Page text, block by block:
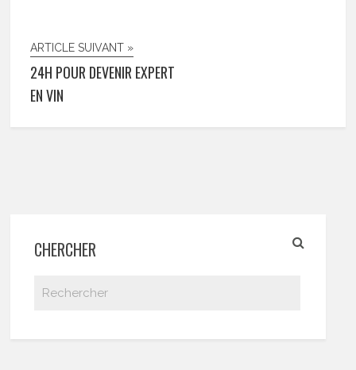
ARTICLE SUIVANT »
24H POUR DEVENIR EXPERT
EN VIN
CHERCHER